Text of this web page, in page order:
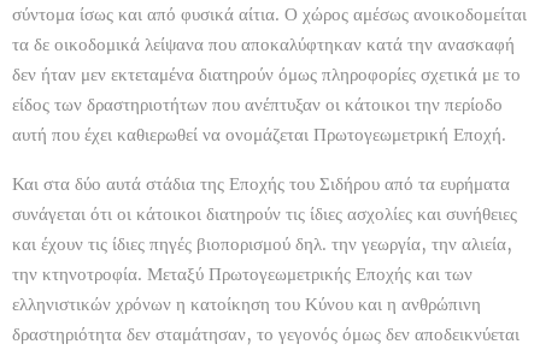
σύντομα ίσως και από φυσικά αίτια. Ο χώρος αμέσως ανοικοδομείται
τα δε οικοδομικά λείψανα που αποκαλύφτηκαν κατά την ανασκαφή
δεν ήταν μεν εκτεταμένα διατηρούν όμως πληροφορίες σχετικά με το
είδος των δραστηριοτήτων που ανέπτυξαν οι κάτοικοι την περίοδο
αυτή που έχει καθιερωθεί να ονομάζεται Πρωτογεωμετρική Εποχή.
Και στα δύο αυτά στάδια της Εποχής του Σιδήρου από τα ευρήματα
συνάγεται ότι οι κάτοικοι διατηρούν τις ίδιες ασχολίες και συνήθειες
και έχουν τις ίδιες πηγές βιοπορισμού δηλ. την γεωργία, την αλιεία,
την κτηνοτροφία. Μεταξύ Πρωτογεωμετρικής Εποχής και των
ελληνιστικών χρόνων η κατοίκηση του Κύνου και η ανθρώπινη
δραστηριότητα δεν σταμάτησαν, το γεγονός όμως δεν αποδεικνύεται